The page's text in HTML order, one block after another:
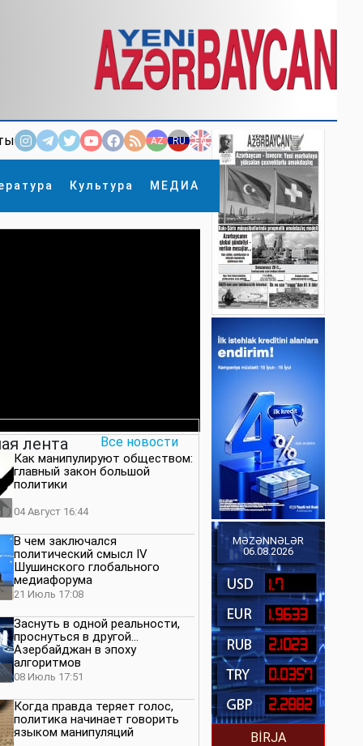
AZ RU EN
Культура МЕДИА
×
лента Все новости
Как манипулируют обществом:
главный закон большой
политики
04 Август 16:44
В чем заключался
политический смысл IV
Шушинского глобального
медиафорума
21 Июль 17:08
Заснуть в одной реальности,
проснуться в другой…
Азербайджан в эпоху
алгоритмов
08 Июль 17:51
Когда правда теряет голос,
политика начинает говорить
языком манипуляций
MƏZƏNNƏLƏR
06.08.2026
1.7
1.9633
2.1023
0.0357
2.2882
BİRJA